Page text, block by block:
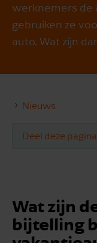
werknemers de
gebruiken ze
auto. Wat zijn
Nieuws
Deel deze pagina
Wat zijn
bijtelling